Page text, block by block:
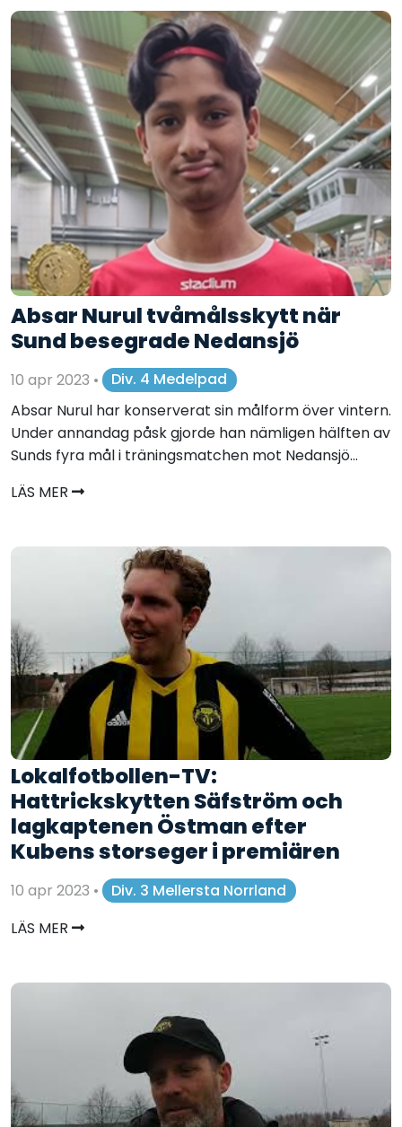
Absar Nurul tvåmålsskytt när
Sund besegrade Nedansjö
10 apr 2023 •
Div. 4 Medelpad
Absar Nurul har konserverat sin målform över vintern.
Under annandag påsk gjorde han nämligen hälften av
Sunds fyra mål i träningsmatchen mot Nedansjö...
LÄS MER
Lokalfotbollen-TV:
Hattrickskytten Säfström och
lagkaptenen Östman efter
Kubens storseger i premiären
10 apr 2023 •
Div. 3 Mellersta Norrland
LÄS MER